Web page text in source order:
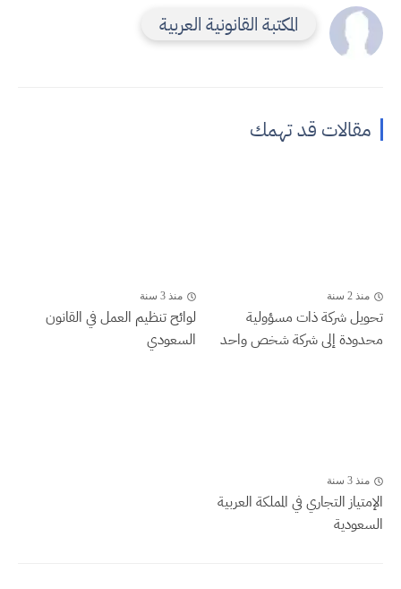
المكتبة القانونية العربية
مقالات قد تهمك
منذ 2 سنة
تحويل شركة ذات مسؤولية
محدودة إلى شركة شخص واحد
منذ 3 سنة
لوائح تنظيم العمل في القانون
السعودي
منذ 3 سنة
الإمتياز التجاري في المملكة العربية
السعودية